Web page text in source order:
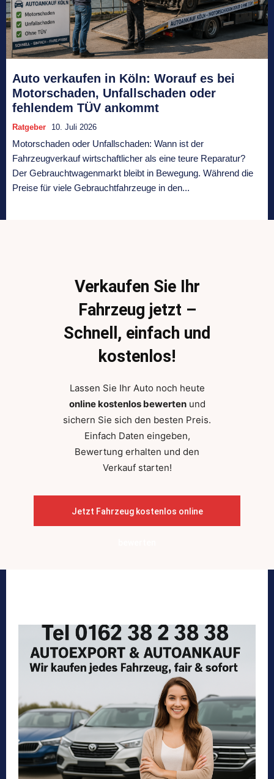
Auto verkaufen in Köln: Worauf es bei
Motorschaden, Unfallschaden oder
fehlendem TÜV ankommt
Ratgeber 10. Juli 2026
Motorschaden oder Unfallschaden: Wann ist der
Fahrzeugverkauf wirtschaftlicher als eine teure Reparatur?
Der Gebrauchtwagenmarkt bleibt in Bewegung. Während die
Preise für viele Gebrauchtfahrzeuge in den...
Verkaufen Sie Ihr
Fahrzeug jetzt –
Schnell, einfach und
kostenlos!
Lassen Sie Ihr Auto noch heute
online kostenlos bewertenund
sichern Sie sich den besten Preis.
Einfach Daten eingeben,
Bewertung erhalten und den
Verkauf starten!
Jetzt Fahrzeug kostenlos online